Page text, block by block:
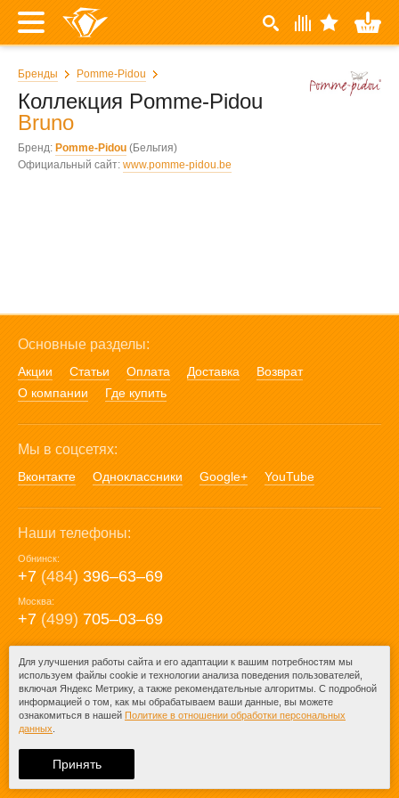
Бренды Pomme-Pidou
Коллекция Pomme-Pidou
Bruno
Бренд: Pomme-Pidou (Бельгия)
Официальный сайт: www.pomme-pidou.be
Основные разделы:
Акции Статьи Оплата Доставка
Возврат
О компании
Где купить
Мы в соцсетях:
Вконтакте Одноклассники Google+ YouTube
Наши телефоны:
Обнинск:
+7 (484) 396‒63‒69
Москва:
+7 (499) 705‒03‒69
E-mail:
mail@posuda40.ru
При любом копировании информации
ссылка на
Для улучшения работы сайта и его адаптации к вашим потребностям мы
используем файлы cookie и технологии анализа поведения пользователей,
включая Яндекс Метрику, а также рекомендательные алгоритмы. С подробной
информацией о том, как мы обрабатываем ваши данные, вы можете
ознакомиться в нашей Политике в отношении обработки персональных
данных
Принять